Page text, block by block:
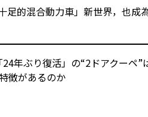
的混合動力車」新世界，也成
年ぶり復活」の“2ドアクーペ”
徴があるのか